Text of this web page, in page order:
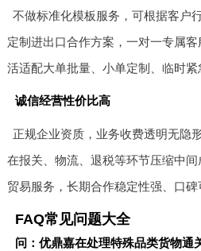
不做标准化模板服务，可根据客户
定制进出口合作方案，一对一专属
活适配大单批量、小单定制、临时紧
诚信经营性价比高
正规企业资质，业务收费透明无隐
在报关、物流、退税等环节压缩中
贸易服务，长期合作稳定性强、口碑
FAQ常见问题大全
问：优鼎嘉在处理特殊品类货物通